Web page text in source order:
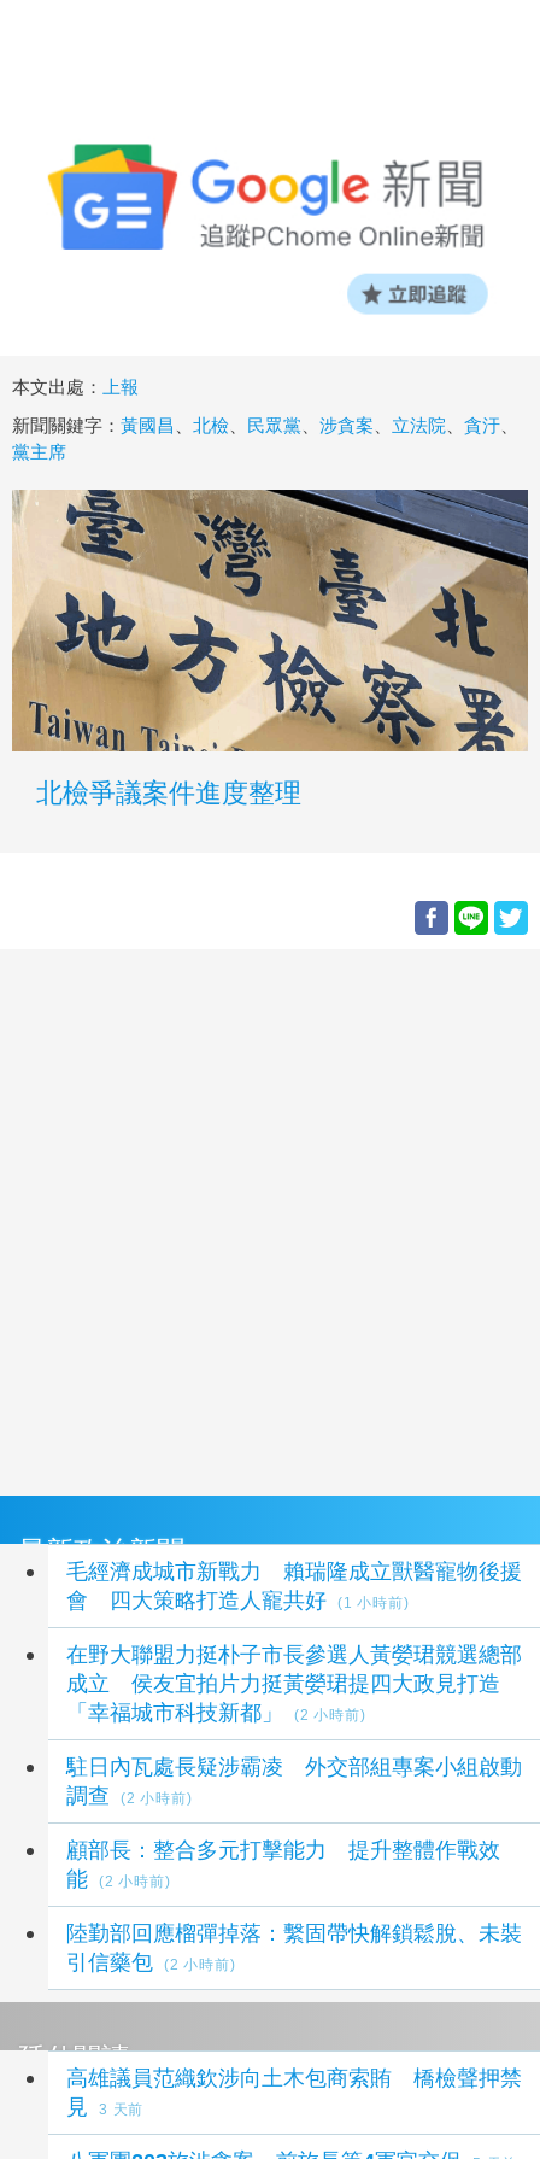
本文出處：
上報
新聞關鍵字： 黃國昌 北檢 民眾黨 涉貪案 立法院 貪汙
黨主席
北檢爭議案件進度整理
最新政治新聞
毛經濟成城市新戰力 賴瑞隆成立獸醫寵物後援
會 四大策略打造人寵共好
(1 小時前)
在野大聯盟力挺朴子市長參選人黃嫈珺競選總部
成立 侯友宜拍片力挺黃嫈珺提四大政見打造
「幸福城市科技新都」
(2 小時前)
駐日內瓦處長疑涉霸凌 外交部組專案小組啟動
調查
(2 小時前)
顧部長：整合多元打擊能力 提升整體作戰效
能
(2 小時前)
陸勤部回應榴彈掉落：繫固帶快解鎖鬆脫、未裝
引信藥包
(2 小時前)
延伸閱讀
高雄議員范織欽涉向土木包商索賄 橋檢聲押禁
見
3 天前